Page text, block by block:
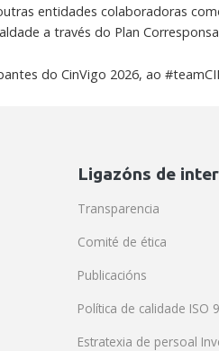
entidades colaboradoras
a través do Plan
do CinVigo 2026, ao
Ligazóns de
Transparencia
Comité de ética
Publicacións
Política de calidade ISO
Estratexia de persoal